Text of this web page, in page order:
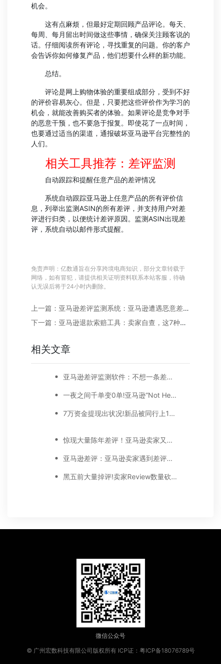
机会。
这有点麻烦，但最好定期回顾产品评论。每天、
每周、每月留出时间做这些事情，确保关注顾客说的
话。仔细阅读所有评论，寻找重复的问题。你的客户
会告诉你如何修复产品，他们想要什么样的新功能。
总结。
评论是网上购物体验的重要组成部分，受到不好
的评价容易灰心。但是，只要把这些评价作为学习的
机会，就能改善购买者的体验。如果评论是竞争对手
的恶意干预，也不要急于报复。即使花了一点时间，
也要通过适当的渠道，通报破坏亚马逊平台完整性的
人们。
相关工具推荐：差评监测
自动跟踪和提醒任意产品的差评情况
系统自动跟踪亚马逊上任意产品的所有评价信
息，列举出监测ASIN的所有差评，并支持用户对差
评进行归类，以便统计差评原因。监测ASIN出现差
评，系统自动以邮件形式提醒。
免责声明：亿数通旨在分享跨境电商知识，部分文章转载于
网络，如有冒犯，请提供相关证明资料联系本站客服，待确
认无误后将于24小时内删除。
上一篇：亚马逊差评监测系统：亚马逊遭遇恶意差评怎么办?(附处理攻略)
下一篇：亚马逊退款索赔工具：卖家自查，这7种情况可以向亚马逊索赔
相关文章
亚马逊差评监测软件：不想一条差评毁所有?4个步骤处理亚马逊差评!
一夜之间千单变0单!亚马逊“Not Helpful”按钮被移除后，卖家如何首页去差评?
7万资金提现出状况!新品被同行上1星差评并置顶...
惊现大量陈年差评！亚马逊卖家又要内卷？
亚马逊差评：亚马逊卖家遇到差评该怎么办?
黑五前大量掉评!卖家Review数量砍掉90%
微信公众号
© 广州宏数科技有限公司版权所有 ICP证：粤ICP备18076789号